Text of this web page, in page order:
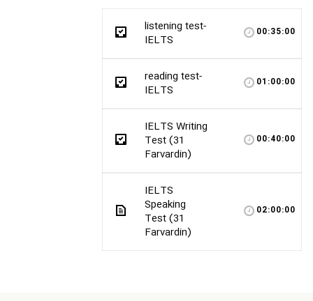
listening test-
IELTS
00:35:00
reading test-
IELTS
01:00:00
IELTS Writing
Test (31
Farvardin)
00:40:00
IELTS
Speaking
Test (31
Farvardin)
02:00:00